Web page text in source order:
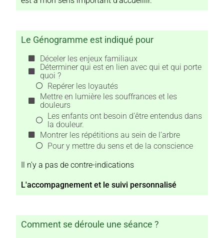
Le Génogramme est indiqué pour
Déceler les enjeux familiaux
Déterminer qui est en lien avec qui et qui porte
quoi ?
Repérer les loyautés
Mettre en lumière les souffrances et les
douleurs
Les enfants ont besoin d'être entendus dans
la douleur.
Montrer les répétitions au sein de l’arbre
Pour y mettre du sens et de la conscience
Il n'y a pas de contre-indications
L'accompagnement et le suivi personnalisé
Comment se déroule une séance ?